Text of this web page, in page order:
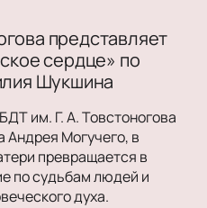
представляет
сердце» по
Шукшина
им. Г. А. Товстоногова
Андрея Могучего, в
превращается в
по судьбам людей и
духа.